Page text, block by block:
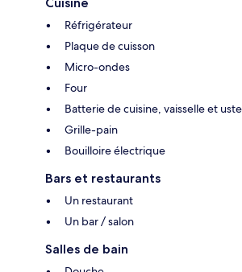
Réfrigérateur
Plaque de cuisson
Micro-ondes
Four
Batterie de cuisine, vaisselle et
Grille-pain
Bouilloire électrique
Bars et restaurants
Un restaurant
Un bar / salon
Salles de bain